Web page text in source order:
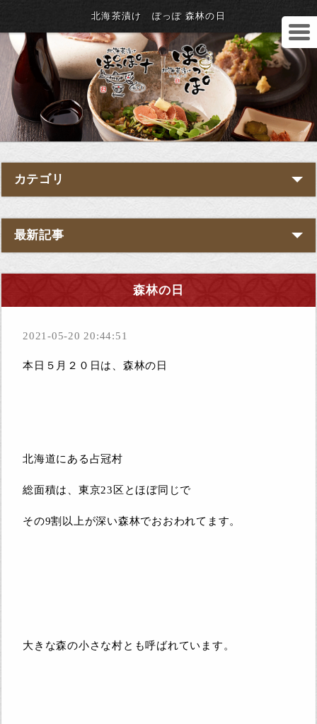
北海茶漬け ぽっぽ 森林の日
カテゴリ
最新記事
森林の日
2021-05-20 20:44:51
本日５月２０日は、森林の日
北海道にある占冠村
総面積は、東京23区とほぼ同じで
その9割以上が深い森林でおおわれてます。
大きな森の小さな村とも呼ばれています。